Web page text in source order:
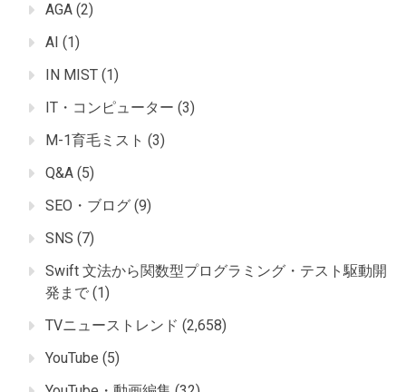
AGA (2)
AI (1)
IN MIST (1)
IT・コンピューター (3)
M-1育毛ミスト (3)
Q&A (5)
SEO・ブログ (9)
SNS (7)
Swift 文法から関数型プログラミング・テスト駆動開
発まで (1)
TVニューストレンド (2,658)
YouTube (5)